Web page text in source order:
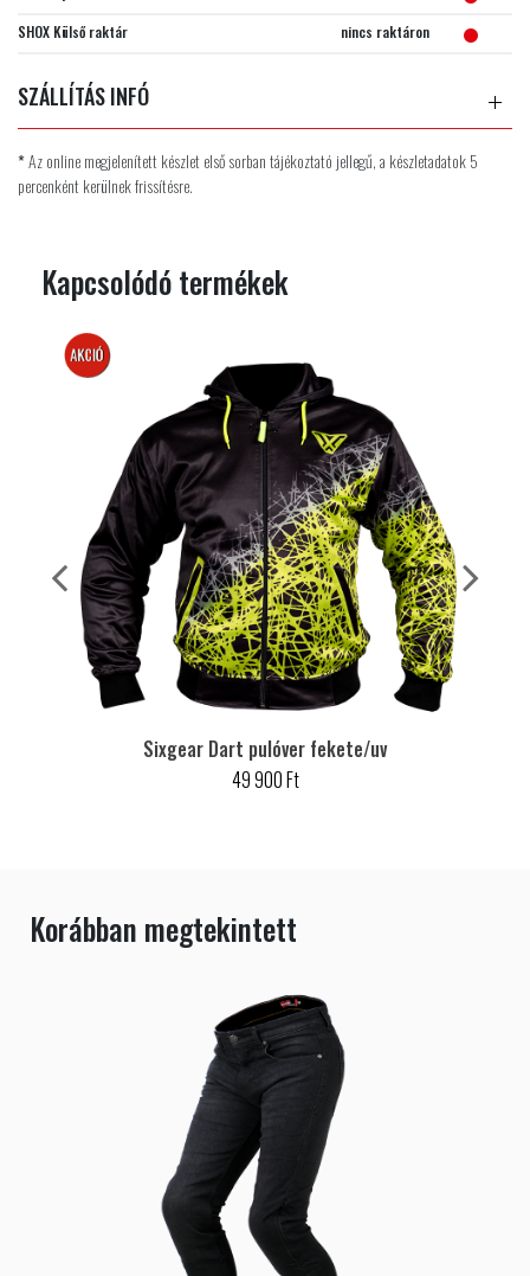
SHOX Külső raktár
nincs raktáron
SZÁLLÍTÁS INFÓ
*Az online megjelenített készlet első sorban tájékoztató jellegű, a készletadatok 5
percenként kerülnek frissítésre.
Kapcsolódó termékek
AKCIÓS
Sixgear Dart pulóver fekete/uv
49 900 Ft
Korábban megtekintett